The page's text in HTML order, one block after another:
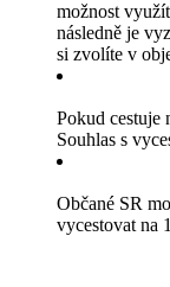
možnost
následně je
si zvolíte v
Pokud cestuje
Souhlas s
Občané SR
vycestovat na